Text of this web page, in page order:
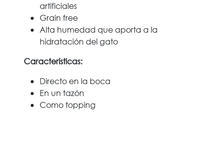
artificiales
Grain free
Alta humedad que aporta a la
hidratación del gato
Características:
Directo en la boca
En un tazón
Como topping